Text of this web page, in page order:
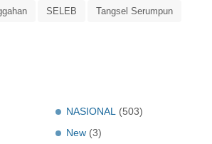
SELEB Tangsel Serumpun
NASIONAL
(503)
New (3)